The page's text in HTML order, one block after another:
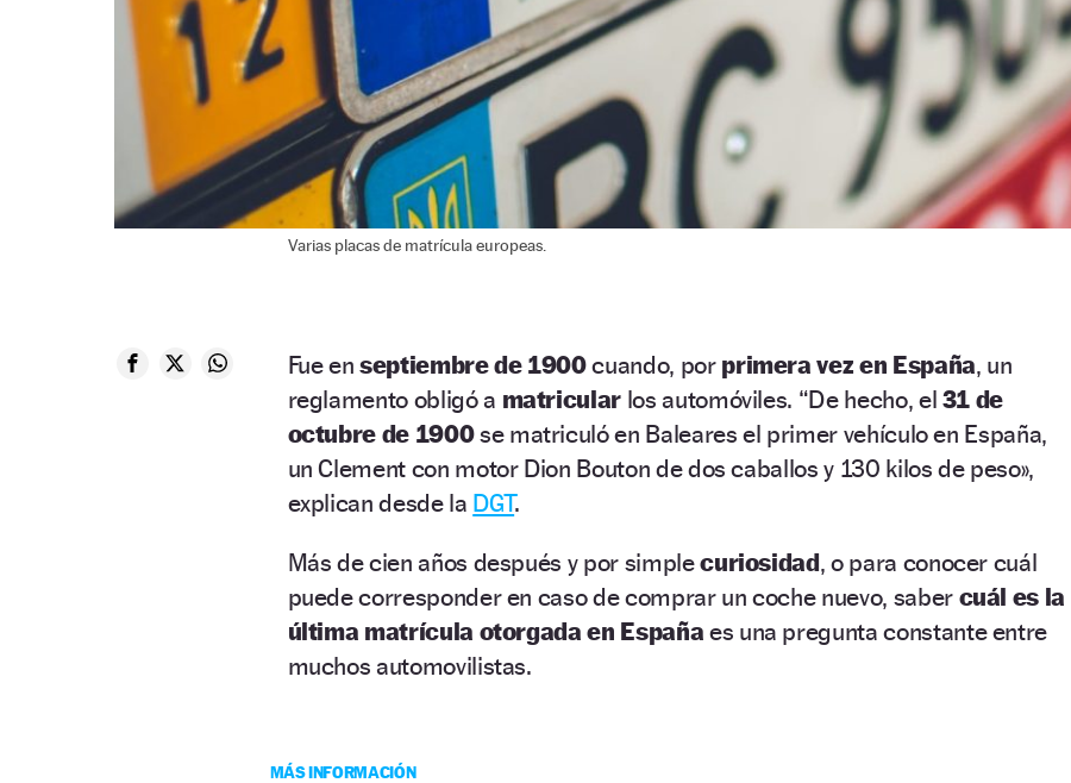
Varias placas de matrícula europeas.
Fue enseptiembre de 1900cuando, por primera vez en España, un
reglamento obligó a matricular los automóviles. “De hecho, el 31 de
octubre de 1900se matriculó en Baleares el primer vehículo en España,
un Clement con motor Dion Bouton de dos caballos y 130 kilos de peso»,
explican desde la DGT.
Más de cien años después y por simplecuriosidad, o para conocer cuál
puede corresponder en caso de comprar un coche nuevo, sabercuál es la
última matrícula otorgada en España es una pregunta constante entre
muchos automovilistas.
MÁS INFORMACIÓN